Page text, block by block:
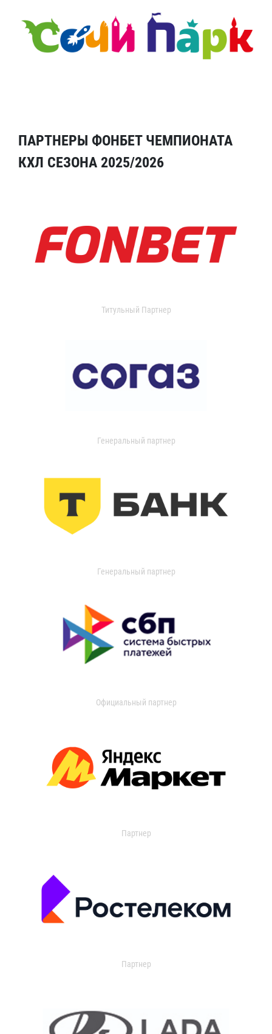
ПАРТНЕРЫ ФОНБЕТ ЧЕМПИОНАТА
КХЛ СЕЗОНА 2025/2026
Титульный Партнер
Генеральный партнер
Генеральный партнер
Официальный партнер
Партнер
Партнер